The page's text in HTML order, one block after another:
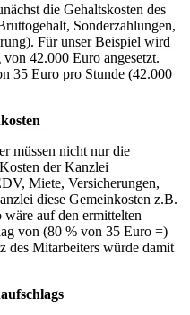
die Gehaltskosten des
Sonderzahlungen,
Für unser Beispiel wird
42.000 Euro angesetzt.
35 Euro pro Stunde (42.000
müssen nicht nur die
der Kanzlei
Miete, Versicherungen,
diese Gemeinkosten z.B.
wäre auf den ermittelten
von (80 % von 35 Euro =)
des Mitarbeiters würde damit